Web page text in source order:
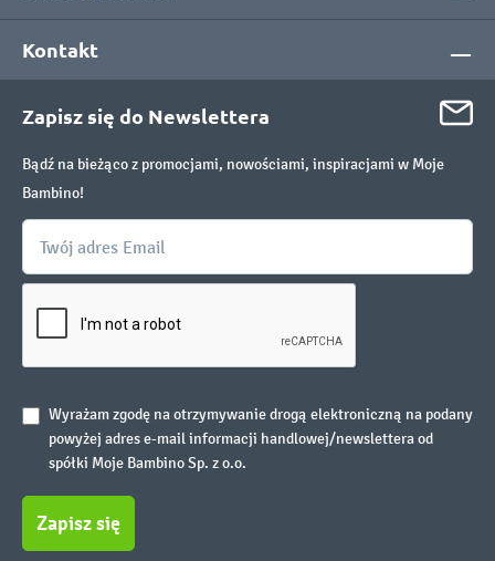
Kontakt
Zapisz się do Newslettera
Bądź na bieżąco z promocjami, nowościami, inspiracjami w Moje
Bambino!
Wyrażam zgodę na otrzymywanie drogą elektroniczną na podany
powyżej adres e-mail informacji handlowej/newslettera od
spółki Moje Bambino Sp. z o.o.
Zapisz się